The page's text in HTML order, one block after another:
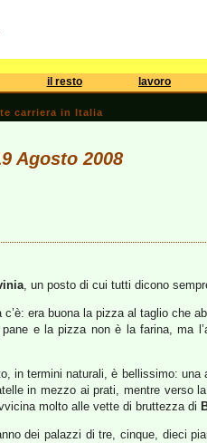
il resto lavoro
carriera in Italia
Agosto 2008
, un posto di cui tutti dicono
era buona la pizza al taglio che
e la pizza non è la farina, ma
in termini naturali, è bellissimo:
in mezzo ai prati, mentre verso
molto alle vette di bruttezza di
dei palazzi di tre, cinque, dieci